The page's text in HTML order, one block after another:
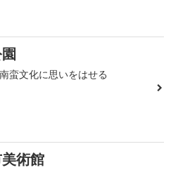
蛮文化に思いをはせる
術館